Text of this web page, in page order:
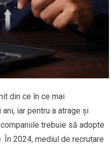
din ce în ce mai
iar pentru a atrage și
trebuie să adopte
2024, mediul de recrutare